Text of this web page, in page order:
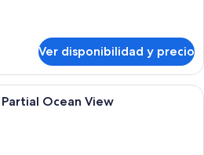
Ver disponibilidad y precio
Habitación de hotel con dos camas,
Ocean View